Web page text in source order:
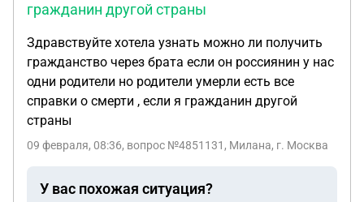
гражданин другой страны
Здравствуйте хотела узнать можно ли получить
гражданство через брата если он россиянин у нас
одни родители но родители умерли есть все
справки о смерти , если я гражданин другой
страны
09 февраля, 08:36, вопрос №4851131, Милана, г. Москва
У вас похожая ситуация?